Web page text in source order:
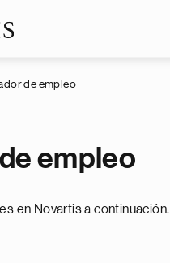
de empleo
empleo
en Novartis a continuación.